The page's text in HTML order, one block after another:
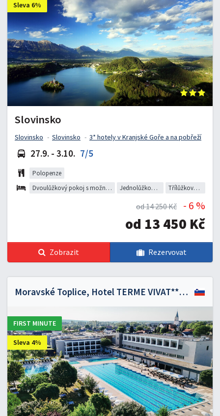
Sleva 6%
Slovinsko
Slovinsko Slovinsko 3* hotely v Kranjské Goře a na pobřeží
27.9. - 3.10. 7/5
Polopenze
Dvoulůžkový pokoj s možností přistýlky
Jednolůžkový pokoj Třílůžkový pokoj
od 14 250 Kč - 6 %
od 13 450 Kč
Zobrazit Rezervovat
Moravské Toplice, Hotel TERME VIVAT*****
FIRST MINUTE
Sleva 4%